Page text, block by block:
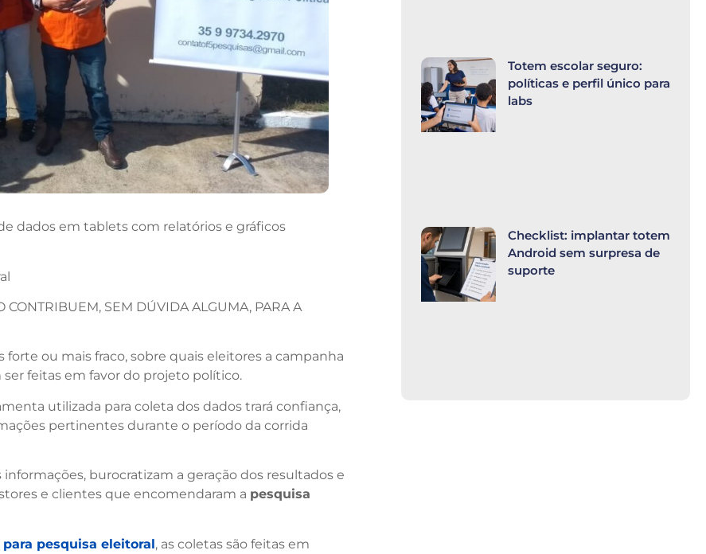
dados em tablets com relatórios e gráficos
CONTRIBUEM, SEM DÚVIDA ALGUMA, PARA A
ou mais fraco, sobre quais eleitores a campanha
feitas em favor do projeto político.
utilizada para coleta dos dados trará confiança,
pertinentes durante o período da corrida
burocratizam a geração dos resultados e
e clientes que encomendaram a pesquisa
pesquisa eleitoral, as coletas são feitas em
Totem escolar seguro:
políticas e perfil único para
labs
Checklist: implantar totem
Android sem surpresa de
suporte